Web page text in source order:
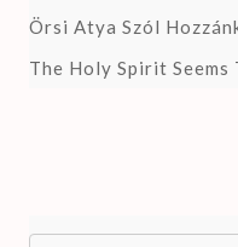
Örsi Atya Szól
The Holy Spirit Seems